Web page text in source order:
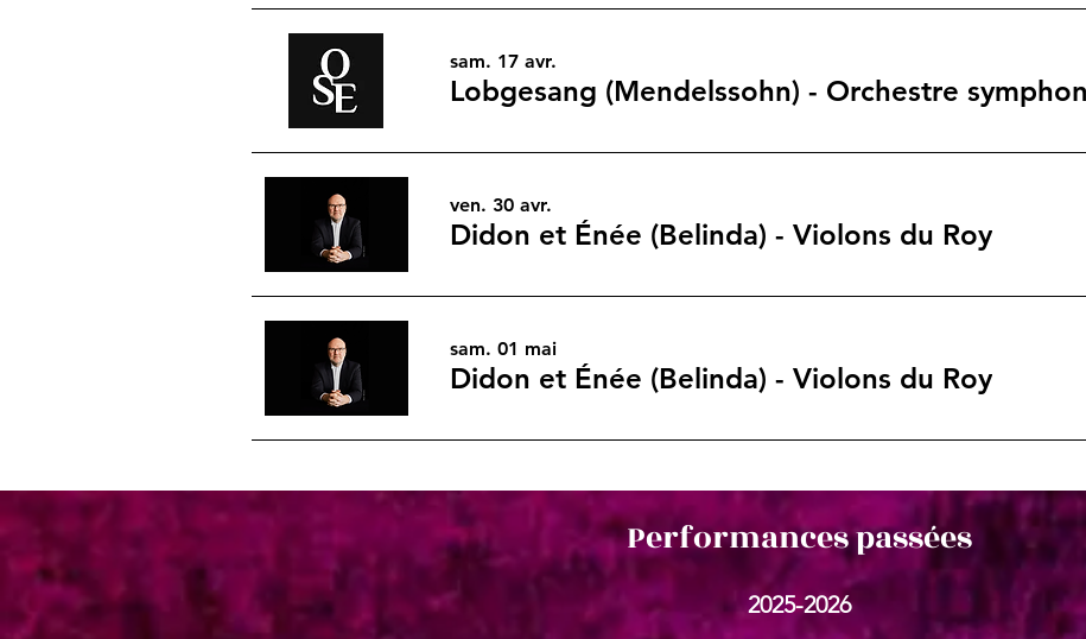
sam. 17 avr.
ven. 30 avr.
Didon et Énée (Belinda) - Violons du Roy
sam. 01 mai
Didon et Énée (Belinda) - Violons du Roy
Performances passées
2025-2026